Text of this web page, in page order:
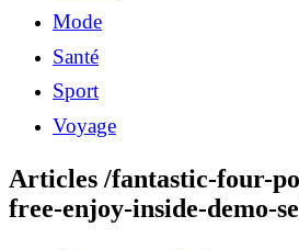
Mode
Santé
Sport
Voyage
Articles /fantastic-four-
free-enjoy-inside-demo-